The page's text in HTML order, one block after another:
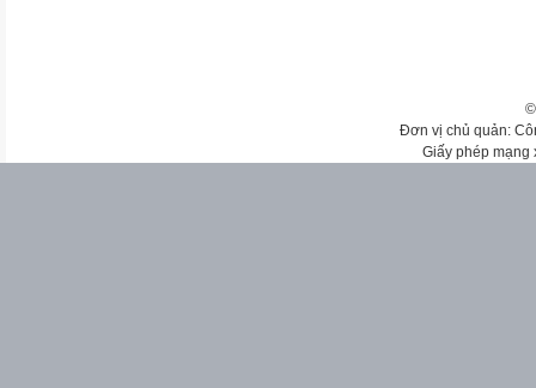
Đơn vị chủ quản:
Giấy phép mạng